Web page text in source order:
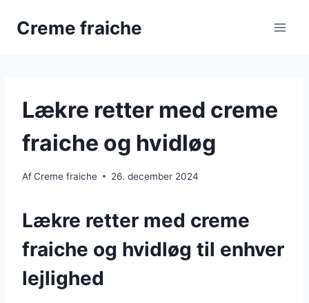
Creme fraiche
Lækre retter med creme
fraiche og hvidløg
AfCreme fraiche 26. december 2024
Lækre retter med creme
fraiche og hvidløg til enhver
lejlighed